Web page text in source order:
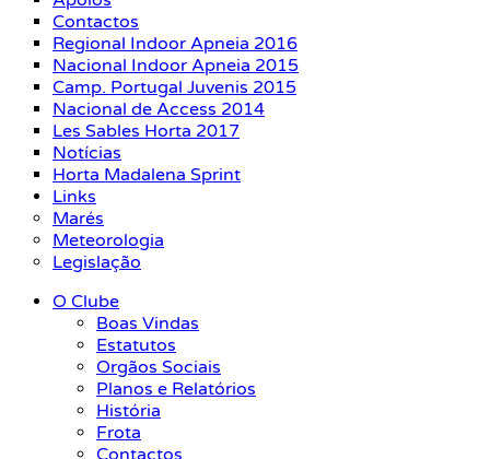
Contactos
Regional Indoor Apneia 2016
Nacional Indoor Apneia 2015
Camp. Portugal Juvenis 2015
Nacional de Access 2014
Les Sables Horta 2017
Notícias
Horta Madalena Sprint
Links
Marés
Meteorologia
Legislação
O Clube
Boas Vindas
Estatutos
Orgãos Sociais
Planos e Relatórios
História
Frota
Contactos